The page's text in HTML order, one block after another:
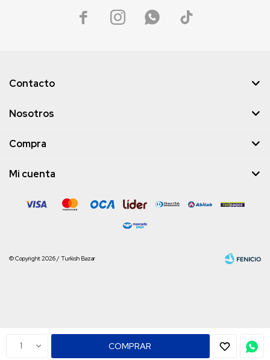
1 COMPRAR
   
Contacto
Nosotros
Compra
Mi cuenta
© Copyright 2026 / Turkish Bazar